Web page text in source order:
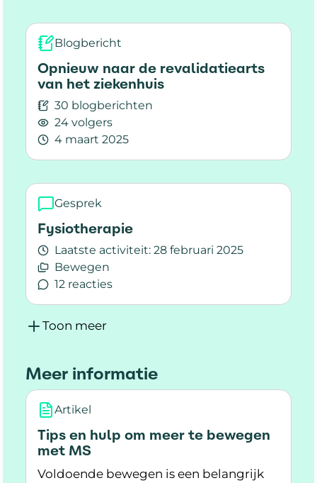
Blogbericht
Opnieuw naar de revalidatiearts
van het ziekenhuis
30 blogberichten
24 volgers
4 maart 2025
Lees meer over Opnieuw naar de
Gesprek
Fysiotherapie
Laatste activiteit: 28 februari 2025
Bewegen
12 reacties
Lees meer over Fysiotherapie
Toon meer
Meer informatie
Artikel
Tips en hulp om meer te bewegen
met MS
Voldoende bewegen is een belangrijk